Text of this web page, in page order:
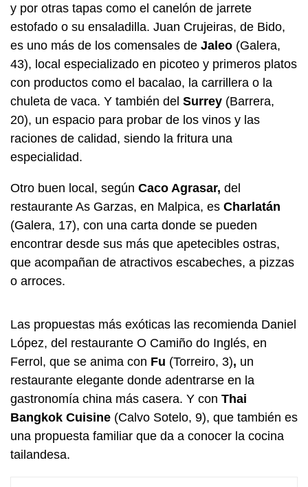
y por otras tapas como el canelón de jarrete
estofado o su ensaladilla. Juan Crujeiras, de Bido,
es uno más de los comensales de Jaleo (Galera,
43), local especializado en picoteo y primeros platos
con productos como el bacalao, la carrillera o la
chuleta de vaca. Y también del Surrey (Barrera,
20), un espacio para probar de los vinos y las
raciones de calidad, siendo la fritura una
especialidad.
Otro buen local, según Caco Agrasar, del
restaurante As Garzas, en Malpica, es Charlatán
(Galera, 17), con una carta donde se pueden
encontrar desde sus más que apetecibles ostras,
que acompañan de atractivos escabeches, a pizzas
o arroces.
Las propuestas más exóticas las recomienda Daniel
López, del restaurante O Camiño do Inglés, en
Ferrol, que se anima con Fu (Torreiro, 3), un
restaurante elegante donde adentrarse en la
gastronomía china más casera. Y con Thai
Bangkok Cuisine (Calvo Sotelo, 9), que también es
una propuesta familiar que da a conocer la cocina
tailandesa.